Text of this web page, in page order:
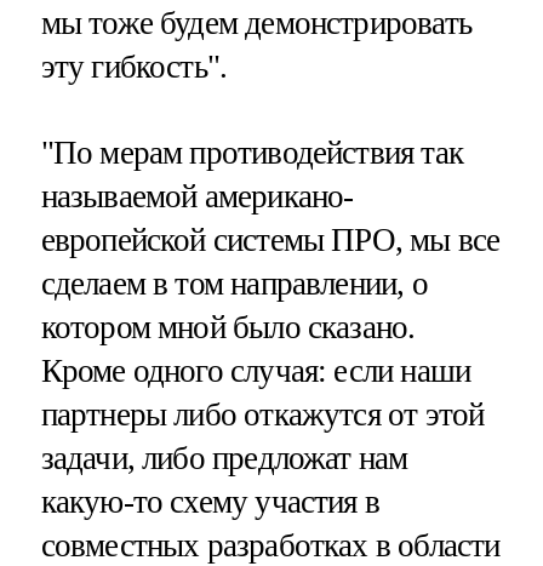
мы тоже будем демонстрировать
эту гибкость".
"По мерам противодействия так
называемой американо-
европейской системы ПРО, мы все
сделаем в том направлении, о
котором мной было сказано.
Кроме одного случая: если наши
партнеры либо откажутся от этой
задачи, либо предложат нам
какую-то схему участия в
совместных разработках в области